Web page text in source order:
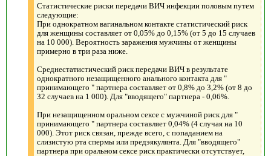
Статистические риски передачи ВИЧ инфекции половым путем
следующие:
При однократном вагинальном контакте статистический риск
для женщины составляет от 0,05% до 0,15% (от 5 до 15 случаев
на 10 000). Вероятность заражения мужчины от женщины
примерно в три раза ниже.
Cреднестатистический риск передачи ВИЧ в результате
однократного незащищенного анального контакта для "
принимающего " партнера составляет от 0,8% до 3,2% (от 8 до
32 случаев на 1 000). Для "вводящего" партнера - 0,06%.
При незащищенном оральном сексе с мужчиной риск для "
принимающего " партнера составляет 0,04% (4 случая на 10
000). Этот риск связан, прежде всего, с попаданием на
слизистую рта спермы или предэякулянта. Для "вводящего"
партнера при оральном сексе риск практически отсутствует,